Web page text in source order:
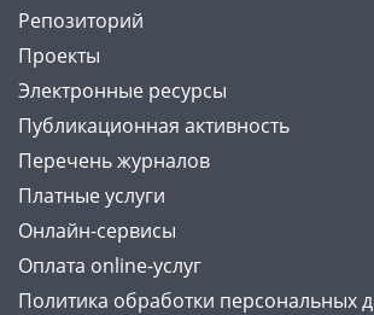
Репозиторий
Проекты
Электронные ресурсы
Публикационная активность
Перечень журналов
Платные услуги
Онлайн-сервисы
Оплата online-услуг
Политика обработки персональных